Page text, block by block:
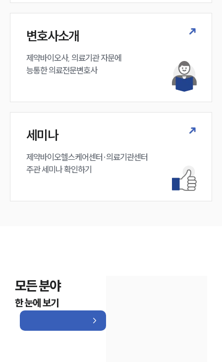
변호사소개
제약바이오사, 의료기관 자문에
능통한 의료전문변호사
세미나
제약바이오헬스케어센터·의료기관센터
주관 세미나 확인하기
모든 분야
한 눈에 보기